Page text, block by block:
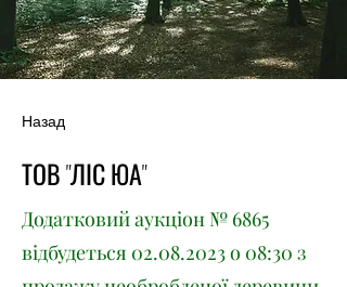
Назад
ТОВ "ЛІС ЮА"
Додатковий аукціон № 6865
відбудеться 02.08.2023о 08:30 з